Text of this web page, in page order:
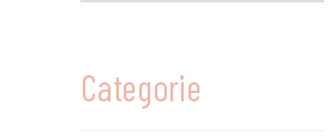
Categorie